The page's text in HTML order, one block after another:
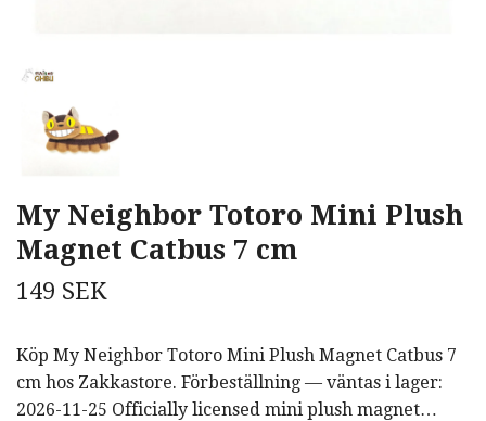
My Neighbor Totoro Mini Plush
Magnet Catbus 7 cm
149 SEK
Köp My Neighbor Totoro Mini Plush Magnet Catbus 7
cm hos Zakkastore. Förbeställning — väntas i lager:
2026-11-25 Officially licensed mini plush magnet…